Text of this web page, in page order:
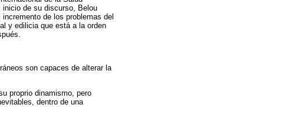
inicio de su discurso, Belou
de los problemas del
y edilicia que está a la orden
son capaces de alterar la
proprio dinamismo, pero
dentro de una